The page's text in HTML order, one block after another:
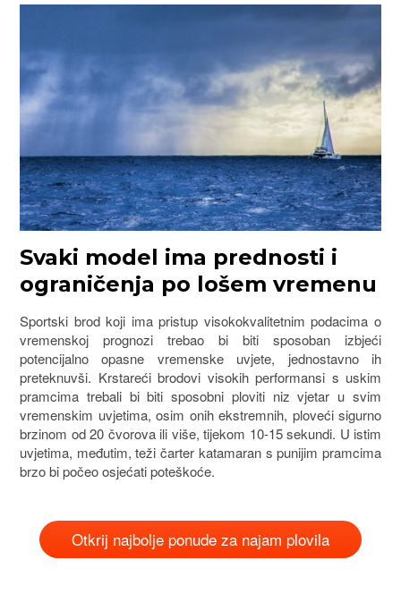
Svaki model ima prednosti i
ograničenja po lošem vremenu
Sportski brod koji ima pristup visokokvalitetnim podacima o
vremenskoj prognozi trebao bi biti sposoban izbjeći
potencijalno opasne vremenske uvjete, jednostavno ih
preteknuvši. Krstareći brodovi visokih performansi s uskim
pramcima trebali bi biti sposobni ploviti niz vjetar u svim
vremenskim uvjetima, osim onih ekstremnih, ploveći sigurno
brzinom od 20 čvorova ili više, tijekom 10-15 sekundi. U istim
uvjetima, međutim, teži čarter katamaran s punijim pramcima
brzo bi počeo osjećati poteškoće.
Otkrij najbolje ponude za najam plovila